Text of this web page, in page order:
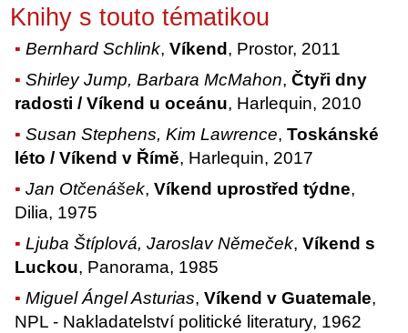
Knihy s touto tématikou
Bernhard Schlink,Víkend , Prostor, 2011
Shirley Jump, Barbara McMahon,Čtyři dny
radosti / Víkend u oceánu, Harlequin, 2010
Susan Stephens, Kim Lawrence,Toskánské
léto / Víkend v Římě, Harlequin, 2017
Jan Otčenášek,Víkend uprostřed týdne,
Dilia, 1975
Ljuba Štíplová, Jaroslav Němeček,Víkend s
Luckou, Panorama, 1985
Miguel Ángel Asturias,Víkend v Guatemale,
NPL - Nakladatelství politické literatury, 1962